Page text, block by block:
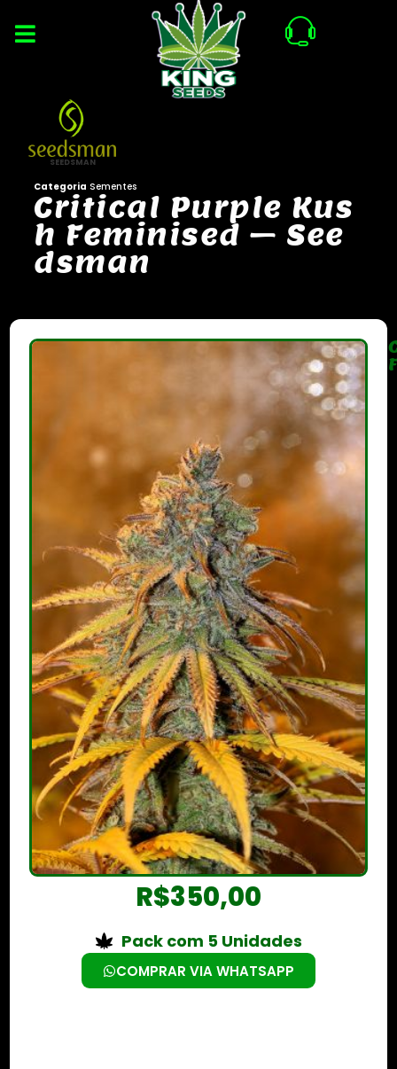
SEEDSMAN
Categoria Sementes
Critical Purple Kus
h Feminised – See
dsman
R$350,00
Pack com 5 Unidades
COMPRAR VIA WHATSAPP